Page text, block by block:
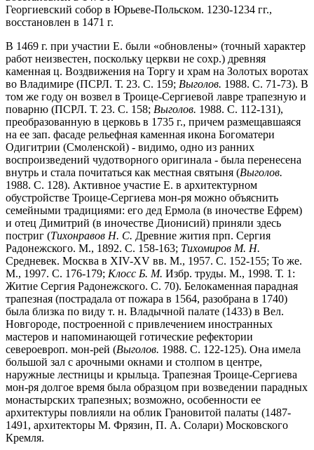
Георгиевский собор в Юрьеве-Польском. 1230-1234 гг.,
восстановлен в 1471 г.
В 1469 г. при участии Е. были «обновлены» (точный характер
работ неизвестен, поскольку церкви не сохр.) древняя
каменная ц. Воздвижения на Торгу и храм на Золотых воротах
во Владимире (ПСРЛ. Т. 23. С. 159; Выголов. 1988. С. 71-73). В
том же году он возвел в Троице-Сергиевой лавре трапезную и
поварню (ПСРЛ. Т. 23. С. 158; Выголов. 1988. С. 112-131),
преобразованную в церковь в 1735 г., причем размещавшаяся
на ее зап. фасаде рельефная каменная икона Богоматери
Одигитрии (Смоленской) - видимо, одно из ранних
воспроизведений чудотворного оригинала - была перенесена
внутрь и стала почитаться как местная святыня (Выголов.
1988. С. 128). Активное участие Е. в архитектурном
обустройстве Троице-Сергиева мон-ря можно объяснить
семейными традициями: его дед Ермола (в иночестве Ефрем)
и отец Димитрий (в иночестве Дионисий) приняли здесь
постриг (Тихонравов Н. С. Древние жития прп. Сергия
Радонежского. М., 1892. С. 158-163; Тихомиров М. Н.
Средневек. Москва в XIV-XV вв. М., 1957. С. 152-155; То же.
М., 1997. С. 176-179; Клосс Б. М. Избр. труды. М., 1998. Т. 1:
Житие Сергия Радонежского. С. 70). Белокаменная парадная
трапезная (пострадала от пожара в 1564, разобрана в 1740)
была близка по виду т. н. Владычной палате (1433) в Вел.
Новгороде, построенной с привлечением иностранных
мастеров и напоминающей готические рефектории
североевроп. мон-рей (Выголов. 1988. С. 122-125). Она имела
большой зал с арочными окнами и столпом в центре,
наружные лестницы и крыльца. Трапезная Троице-Сергиева
мон-ря долгое время была образцом при возведении парадных
монастырских трапезных; возможно, особенности ее
архитектуры повлияли на облик Грановитой палаты (1487-
1491, архитекторы М. Фрязин, П. А. Солари) Московского
Кремля.